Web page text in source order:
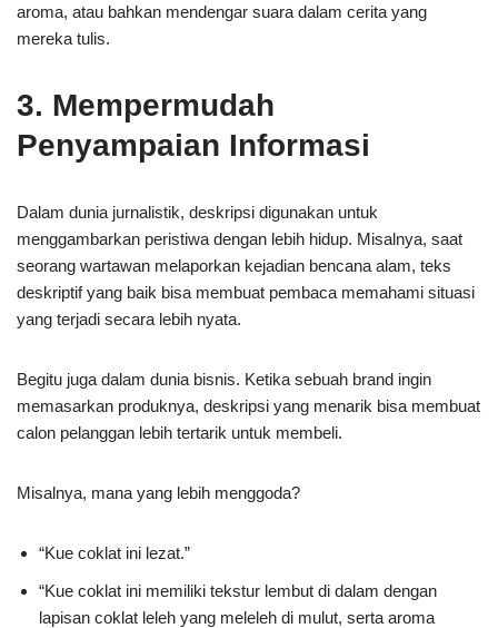
aroma, atau bahkan mendengar suara dalam cerita yang
mereka tulis.
3. Mempermudah
Penyampaian Informasi
Dalam dunia jurnalistik, deskripsi digunakan untuk
menggambarkan peristiwa dengan lebih hidup. Misalnya, saat
seorang wartawan melaporkan kejadian bencana alam, teks
deskriptif yang baik bisa membuat pembaca memahami situasi
yang terjadi secara lebih nyata.
Begitu juga dalam dunia bisnis. Ketika sebuah brand ingin
memasarkan produknya, deskripsi yang menarik bisa membuat
calon pelanggan lebih tertarik untuk membeli.
Misalnya, mana yang lebih menggoda?
“Kue coklat ini lezat.”
“Kue coklat ini memiliki tekstur lembut di dalam dengan
lapisan coklat leleh yang meleleh di mulut, serta aroma